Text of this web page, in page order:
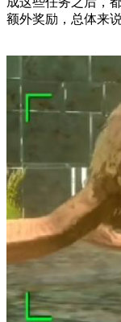
额外奖励，总体来